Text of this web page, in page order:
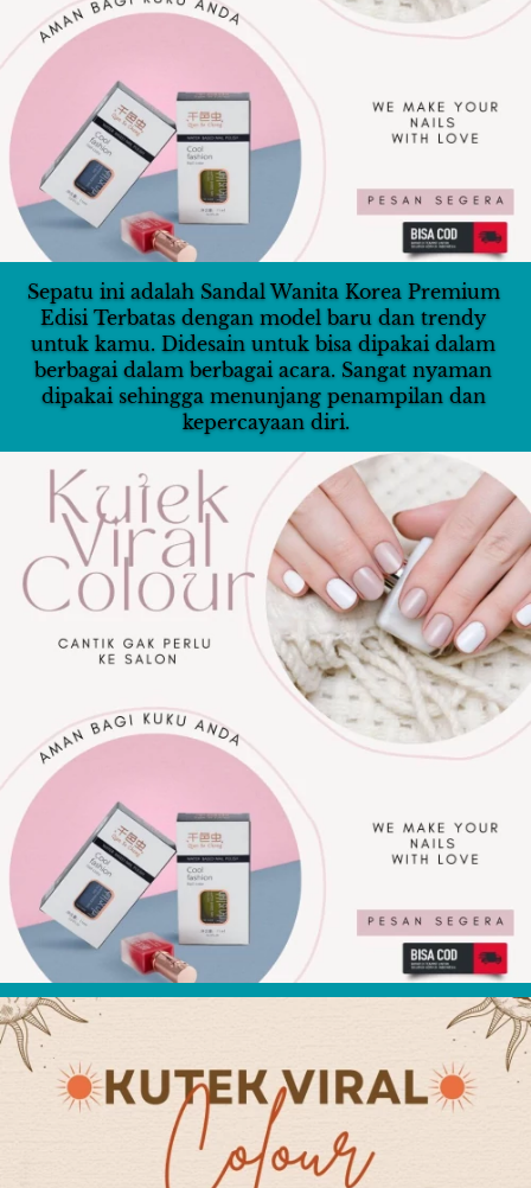
Sepatu ini adalah Sandal Wanita Korea Premium
Edisi Terbatas dengan model baru dan trendy
untuk kamu. Didesain untuk bisa dipakai dalam
berbagai dalam berbagai acara. Sangat nyaman
dipakai sehingga menunjang penampilan dan
kepercayaan diri.